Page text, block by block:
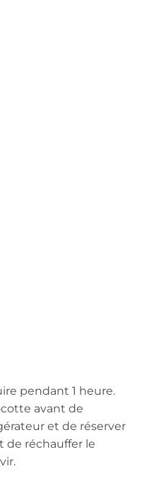
pendant 1 heure.
avant de
et de réserver
réchauffer le